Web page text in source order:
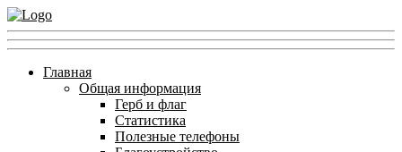
Главная
Общая информация
Герб и флаг
Статистика
Полезные телефоны